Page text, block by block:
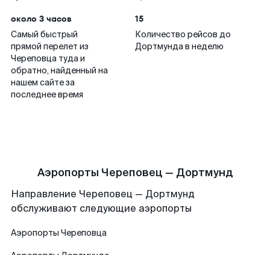
около 3 часов
Самый быстрый
прямой перелет из
Череповца туда и
обратно, найденный на
нашем сайте за
последнее время
15
Количество рейсов до
Дортмунда в неделю
Аэропорты Череповец — Дортмунд
Направление Череповец — Дортмунд
обслуживают следующие аэропорты
Аэропорты Череповца